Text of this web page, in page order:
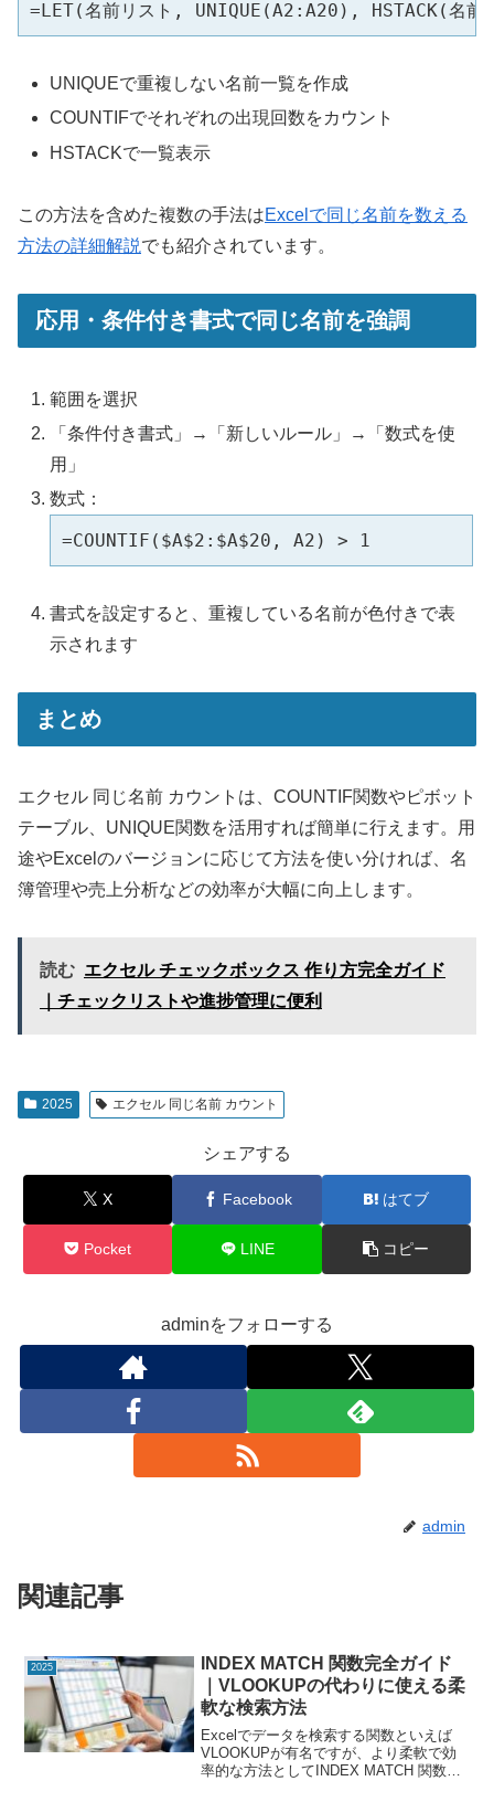
=LET(名前リスト, UNIQUE(A2:A20), HSTACK(名
UNIQUEで重複しない名前一覧を作成
COUNTIFでそれぞれの出現回数をカウント
HSTACKで一覧表示
この方法を含めた複数の手法はExcelで同じ名前を数える
方法の詳細解説でも紹介されています。
応用・条件付き書式で同じ名前を強調
範囲を選択
「条件付き書式」→「新しいルール」→「数式を使
用」
数式：
=COUNTIF($A$2:$A$20, A2) > 1
書式を設定すると、重複している名前が色付きで表
示されます
まとめ
エクセル 同じ名前 カウントは、COUNTIF関数やピボット
テーブル、UNIQUE関数を活用すれば簡単に行えます。用
途やExcelのバージョンに応じて方法を使い分ければ、名
簿管理や売上分析などの効率が大幅に向上します。
読む エクセル チェックボックス 作り方完全ガイド
｜チェックリストや進捗管理に便利
2025 エクセル 同じ名前 カウント
シェアする
X Facebook はてブ
Pocket LINE コピー
adminをフォローする
admin
関連記事
2025
INDEX MATCH 関数完全ガイド
｜VLOOKUPの代わりに使える柔
軟な検索方法
Excelでデータを検索する関数といえば
VLOOKUPが有名ですが、より柔軟で効
率的な方法としてINDEX MATCH 関数の